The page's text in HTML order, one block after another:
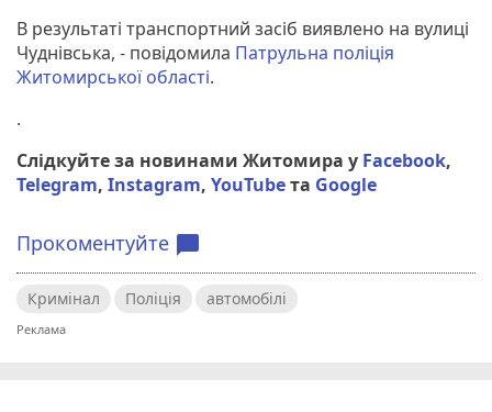
В результаті транспортний засіб виявлено на вулиці
Чуднівська, - повідомила Патрульна поліція
Житомирської області.
.
Слідкуйте за новинами Житомира у Facebook,
Telegram, Instagram, YouTubeта Google
Прокоментуйте chat_bubble
Кримінал Поліція автомобілі